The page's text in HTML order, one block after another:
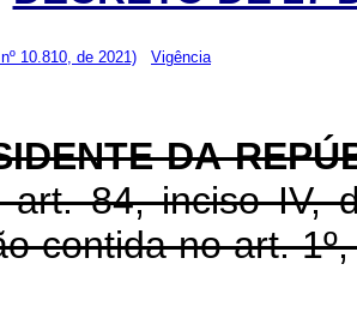
10.810, de 2021) Vigência
DA
art. 84, inciso IV,
contida no art.